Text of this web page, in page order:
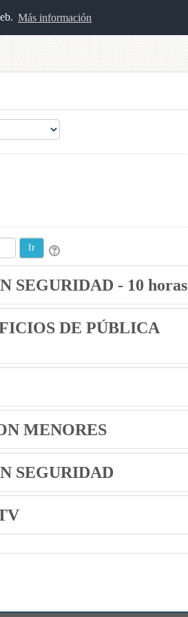
Más información
SEGURIDAD - 10 horas
DE PÚBLICA
MENORES
SEGURIDAD